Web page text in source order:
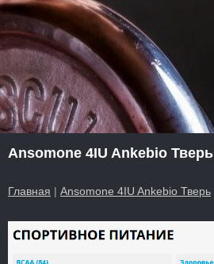
Ansomone 4IU Ankebio Тверь
Главная | Ansomone 4IU Ankebio Тверь